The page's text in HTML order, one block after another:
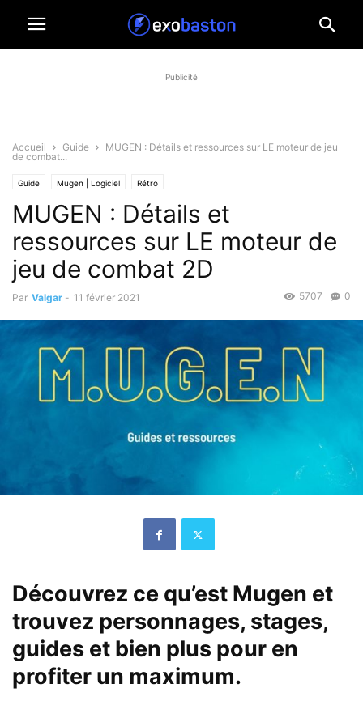
Publicité
Accueil Guide
MUGEN : Détails et ressources sur LE moteur de jeu
de combat...
Guide Mugen | Logiciel Rétro
MUGEN : Détails et
ressources sur LE moteur de
jeu de combat 2D
Par Valgar - 11 février 2021 0
5707
Découvrez ce qu’est Mugen et
trouvez personnages, stages,
guides et bien plus pour en
profiter un maximum.